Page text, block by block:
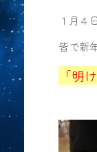
１月４
皆で新
「明